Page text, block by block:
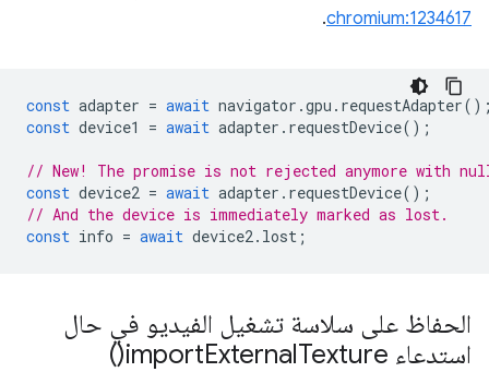
chromium:1234617
.
const adapter = await navigator .gpu . requestAdapter
const device1 = await adapter . requestDevice();
// New! The promise is not rejected anymore with
const device2 = await adapter . requestDevice();
// And the device is immediately marked as lost.
const info = await device2. lost ;
الحفاظ على سلاسة تشغيل الفيديو في حال
استدعاء
importExternalTexture(
)